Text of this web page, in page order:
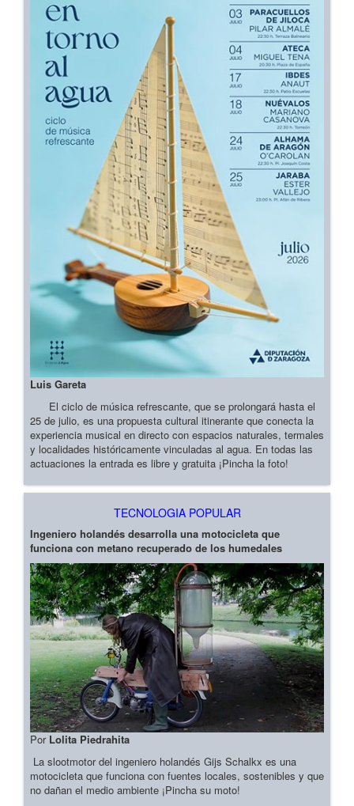
Luis Gareta
El ciclo de música refrescante, que se prolongará hasta el
25 de julio, es una propuesta cultural itinerante que conecta la
experiencia musical en directo con espacios naturales, termales
y localidades históricamente vinculadas al agua. En todas las
actuaciones la entrada es libre y gratuita ¡Pincha la foto!
TECNOLOGIA POPULAR
Ingeniero holandés desarrolla una motocicleta que
funciona con metano recuperado de los humedales
Por Lolita Piedrahita
La slootmotor del ingeniero holandés Gijs Schalkx es una
motocicleta que funciona con fuentes locales, sostenibles y que
no dañan el medio ambiente ¡Pincha su moto!